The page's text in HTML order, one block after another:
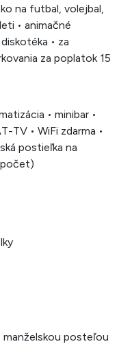
na futbal, volejbal,
• animačné
• za
za poplatok 15
• minibar •
TV • WiFi zdarma •
postieľka na
počet)
posteľou